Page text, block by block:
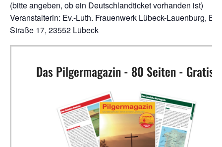
(bitte angeben, ob ein Deutschlandticket vorhanden ist)
Veranstalterin: Ev.-Luth. Frauenwerk Lübeck-Lauenburg,
Straße 17, 23552 Lübeck
Das Pilgermagazin - 80 Seiten - Gratis!